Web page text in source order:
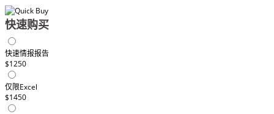
快速购买
快速情报报告
$1250
仅限Excel
$1450